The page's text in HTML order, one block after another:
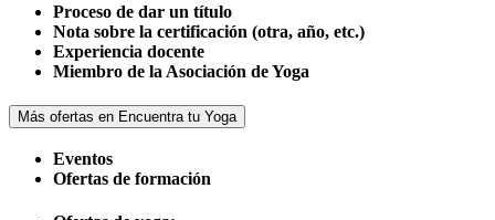
Proceso de dar un título
Nota sobre la certificación (otra, año, etc.)
Experiencia docente
Miembro de la Asociación de Yoga
Más ofertas en Encuentra tu Yoga
Eventos
Ofertas de formación